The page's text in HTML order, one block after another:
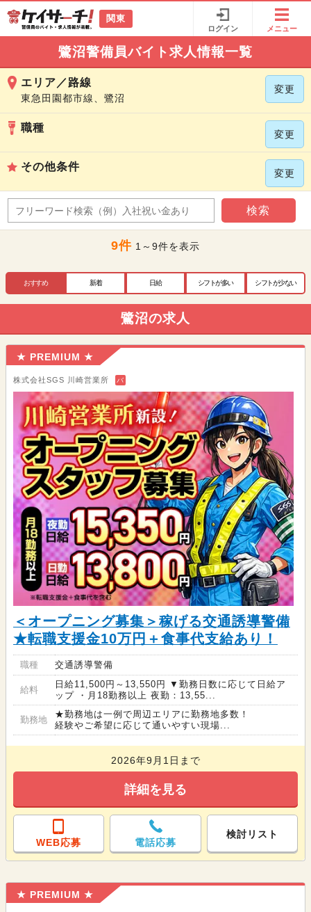
関東
ログイン メニュー
鷺沼警備員バイト求人情報一覧
エリア／路線
東急田園都市線、鷺沼
変更
職種
変更
その他条件
変更
検索
9件 1～9件を表示
おすすめ 新着 日給 シフトが多い シフトが少ない
鷺沼の求人
★ PREMIUM ★
株式会社SGS 川崎営業所 バ
＜オープニング募集＞稼げる交通誘導警備
★転職支援金10万円＋食事代支給あり！
職種 交通誘導警備
給料
日給11,500円～13,550円 ▼勤務日数に応じて日給ア
ップ ・月18勤務以上 夜勤：13,55...
勤務地
★勤務地は一例で周辺エリアに勤務地多数！
経験やご希望に応じて通いやすい現場...
2026年9月1日まで
詳細を見る
WEB応募 電話応募
検討リスト
★ PREMIUM ★